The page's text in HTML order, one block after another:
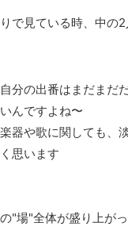
で見ている時、中の
自分の出番はまだま
んですよね〜
器や歌に関しても、
思います
"場"全体が盛り上が